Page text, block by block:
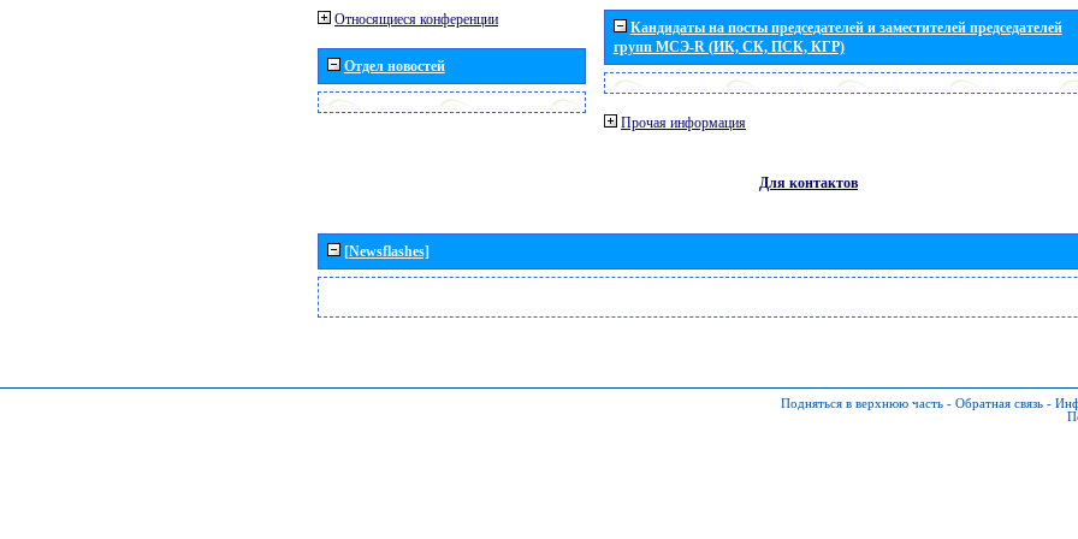
Относящиеся конференции
Отдел новостей
Кандидаты на посты председателей и заместителей председателей
групп МСЭ-R (ИК, СК, ПСК, КГР)
Прочая информация
Для контактов
[Newsflashes]
Подняться в верхнюю часть - Обратная связь -